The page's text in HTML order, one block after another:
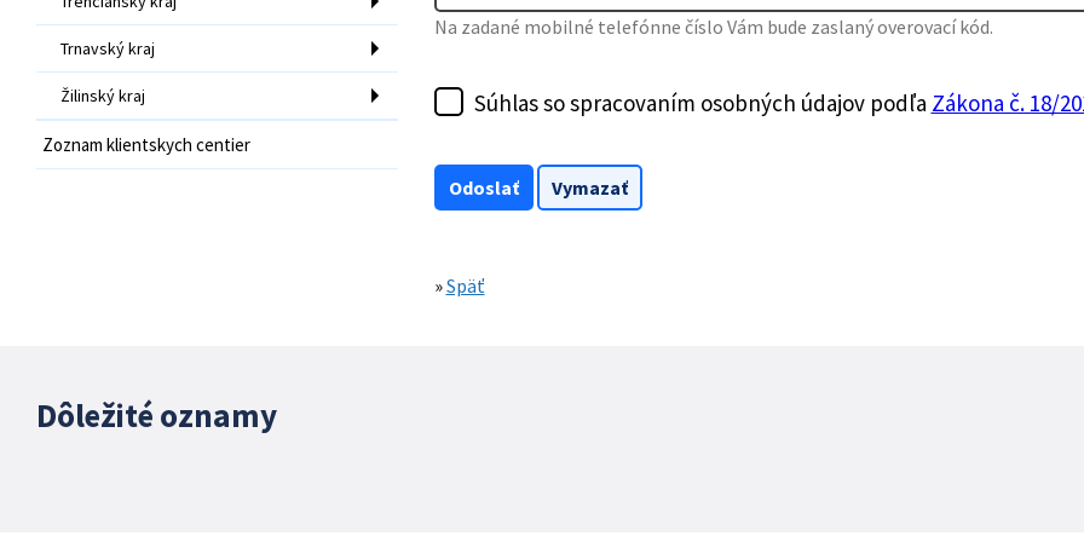
Trnavský kraj
Žilinský kraj
Zoznam klientskych centier
Na zadané mobilné telefónne číslo Vám bude zaslaný overovací kód.
Súhlas so spracovaním osobných údajov podľa Zákona č. 18/
»Späť
Dôležité oznamy